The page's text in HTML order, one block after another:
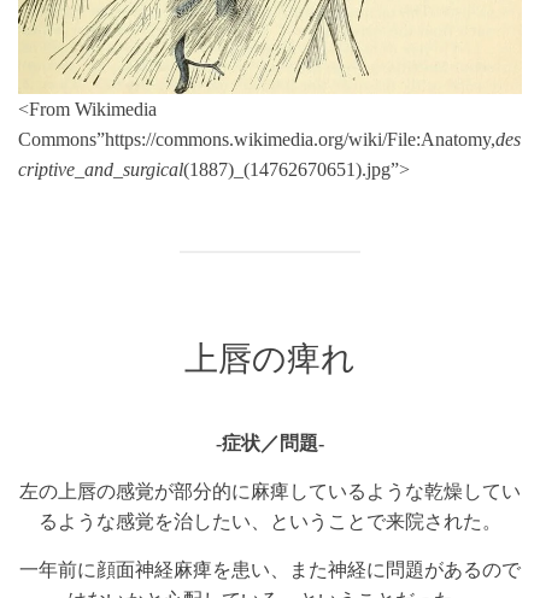
<From Wikimedia
Commons”https://commons.wikimedia.org/wiki/File:Anatomy,des
criptive_and_surgical(1887)_(14762670651).jpg”>
上唇の痺れ
-症状／問題-
左の上唇の感覚が部分的に麻痺しているような乾燥してい
るような感覚を治したい、ということで来院された。
一年前に顔面神経麻痺を患い、また神経に問題があるので